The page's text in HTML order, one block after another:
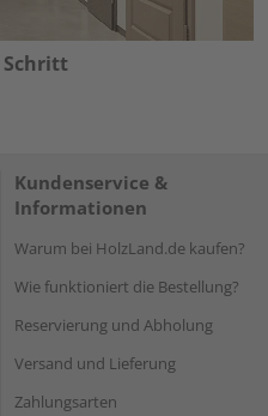
Kundenservice &
Informationen
Warum bei HolzLand.de kaufen?
Wie funktioniert die Bestellung?
Reservierung und Abholung
Versand und Lieferung
Zahlungsarten